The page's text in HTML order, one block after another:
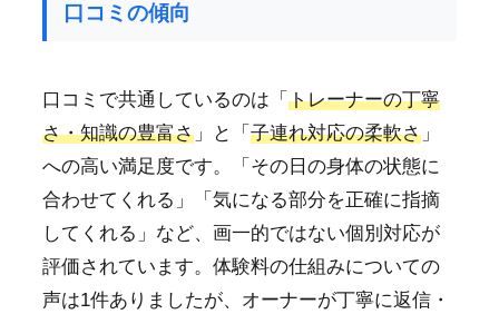
口コミの傾向
口コミで共通しているのは「 トレーナーの丁寧
さ・知識の豊富さ」と「 子連れ対応の柔軟さ」
への高い満足度です。「その日の身体の状態に
合わせてくれる」「気になる部分を正確に指摘
してくれる」など、画一的ではない個別対応が
評価されています。体験料の仕組みについての
声は1件ありましたが、オーナーが丁寧に返信・